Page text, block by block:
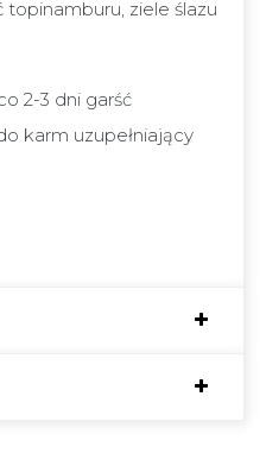
topinamburu, ziele ślazu
2-3 dni garść
karm uzupełniający